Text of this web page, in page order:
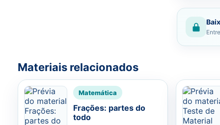
Materiais relacionados
Matemática
Frações: partes do
todo